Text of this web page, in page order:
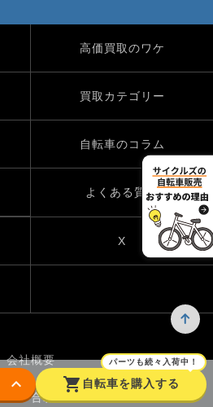
keyboard_arrow_down shopping_cart
パーツも続々入荷中！
自転車を購入する
高価買取のワケ
買取カテゴリー
自転車のコラム
よくある質問
X
会社概要
お問い合わせ